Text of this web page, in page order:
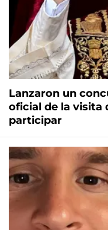
Lanzaron un
oficial de la visita
participar